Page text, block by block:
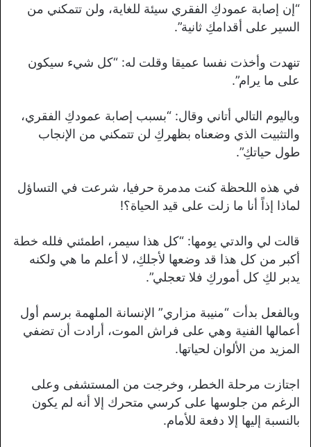
“إن إصابة عمودكِ الفقري سيئة للغاية، ولن تتمكني من
السير على أقدامكِ ثانية”.
تنهدت وأخذت نفسا عميقا وقلت له: “كل شيء سيكون
على ما يرام”.
وباليوم التالي أتاني وقال: “بسبب إصابة عمودكِ الفقري،
والتثبيت الذي وضعناه بظهركِ لن تتمكني من الإنجاب
طول حياتكِ”.
في هذه اللحظة كنت مدمرة حرفيا، شرعت في التساؤل
لماذا إذاً أنا ما زلت على قيد الحياة؟!
قالت لي والدتي يومها: “كل هذا سيمر، اطمئني فلله خطة
أكبر من كل هذا قد وضعها لأجلكِ، لا أعلم ما هي ولكنه
يدبر لكِ كل أموركِ فلا تعجلي”.
وبالفعل بدأت “منيبة مزاري” الإنسانة الملهمة برسم أول
أعمالها الفنية وهي على فراش الموت، أرادت أن تضفي
المزيد من الألوان لحياتها.
اجتازت مرحلة الخطر، وخرجت من المستشفى وعلى
الرغم من جلوسها على كرسي متحرك إلا أنه لم يكون
بالنسبة إليها إلا دفعة للأمام.